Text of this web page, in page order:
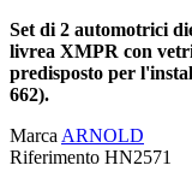
Set di 2 automotrici
livrea XMPR con
predisposto per
662).
Marca ARNOLD
Riferimento HN2571